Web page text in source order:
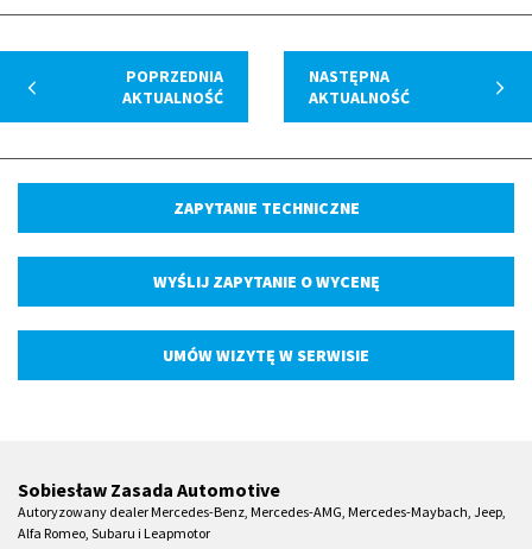
POPRZEDNIA
AKTUALNOŚĆ
NASTĘPNA
AKTUALNOŚĆ
ZAPYTANIE TECHNICZNE
WYŚLIJ ZAPYTANIE O WYCENĘ
UMÓW WIZYTĘ W SERWISIE
Sobiesław Zasada Automotive
Autoryzowany dealer Mercedes-Benz, Mercedes-AMG, Mercedes-Maybach, Jeep,
Alfa Romeo, Subaru i Leapmotor